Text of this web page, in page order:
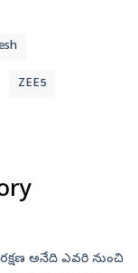
ZEE5
అనేది ఎవరి నుంచి